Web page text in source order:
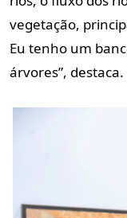
vegetação,
Eu tenho um
árvores”, destaca.